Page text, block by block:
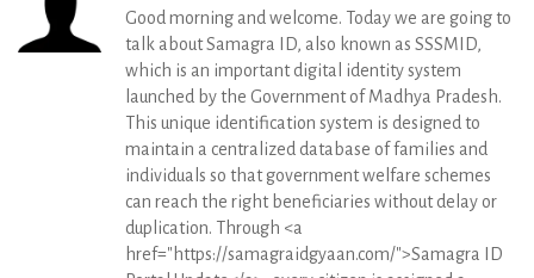
Good morning and welcome. Today we are going to
talk about Samagra ID, also known as SSSMID,
which is an important digital identity system
launched by the Government of Madhya Pradesh.
This unique identification system is designed to
maintain a centralized database of families and
individuals so that government welfare schemes
can reach the right beneficiaries without delay or
duplication. Through <a
href="https://samagraidgyaan.com/">Samagra ID